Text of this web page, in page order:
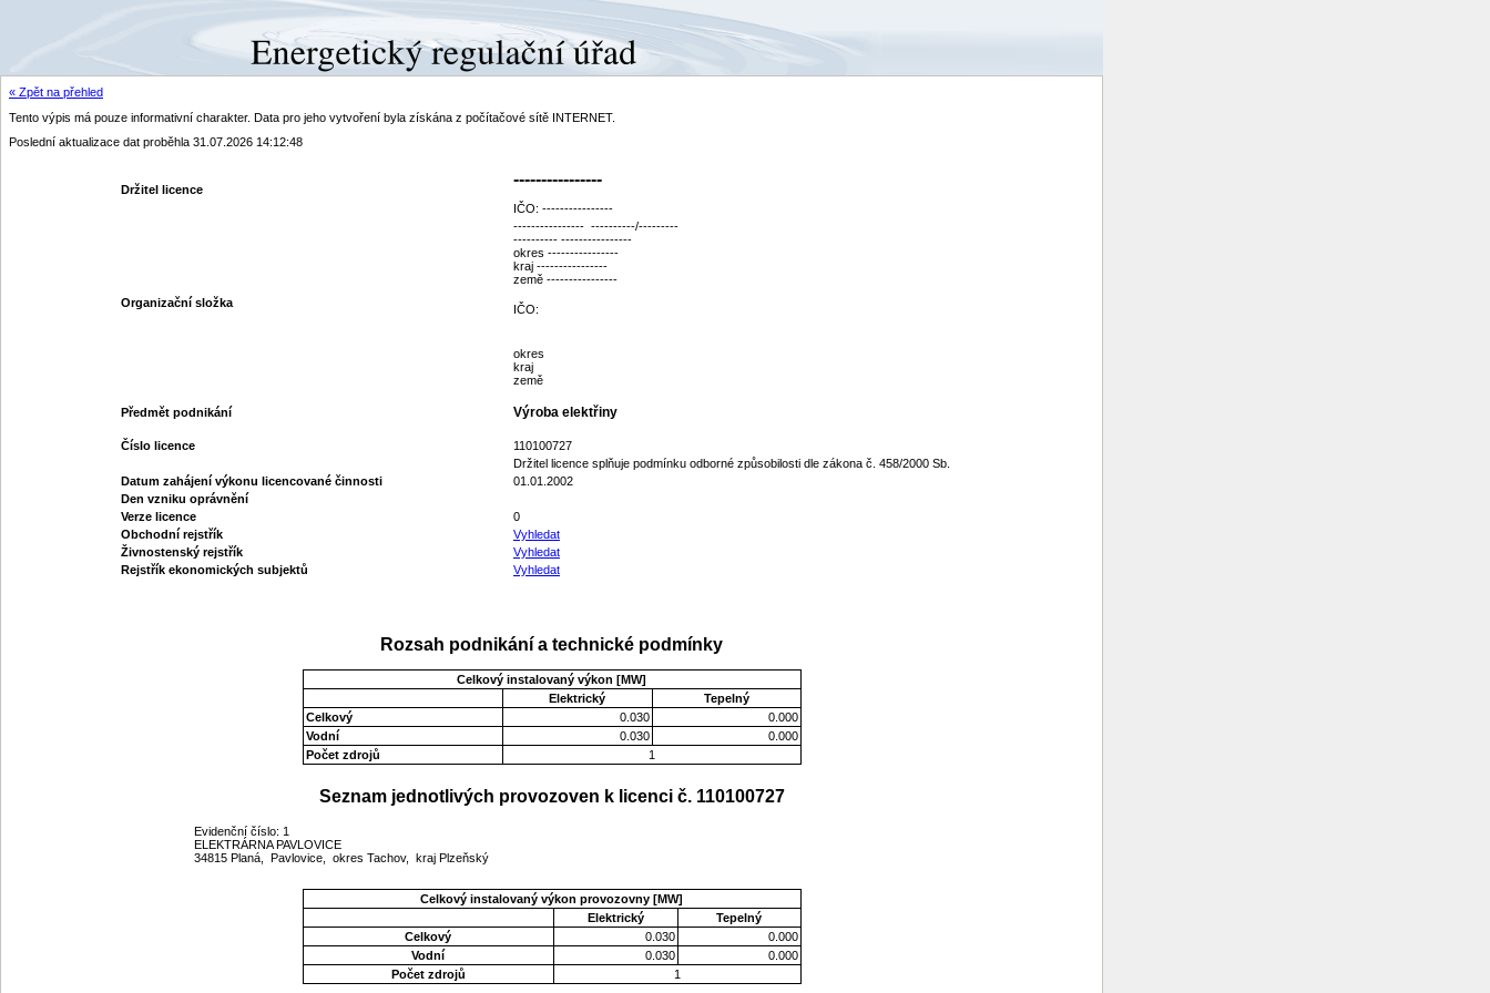
« Zpět na přehled
Tento výpis má pouze informativní charakter. Data pro jeho vytvoření byla získána z počítačové sítě INTERNET.
Poslední aktualizace dat proběhla 31.07.2026 14:12:48
Držitel licence
----------------
IČO: ----------------
---------------- ----------/---------
---------- ----------------
okres ----------------
kraj ----------------
země ----------------
Organizační složka
IČO:
okres
kraj
země
Předmět podnikání Výroba elektřiny
Číslo licence
110100727
Držitel licence splňuje podmínku odborné způsobilosti dle zákona č. 458/2000 Sb.
Datum zahájení výkonu licencované činnosti
01.01.2002
Den vzniku oprávnění
Verze licence
0
Obchodní rejstřík
Vyhledat
Živnostenský rejstřík
Vyhledat
Rejstřík ekonomických subjektů
Vyhledat
Rozsah podnikání a technické podmínky
Celkový instalovaný výkon [MW]
Elektrický
Tepelný
Celkový
0.030
0.000
Vodní
0.030
0.000
Počet zdrojů
1
Seznam jednotlivých provozoven k licenci č. 110100727
Evidenční číslo: 1
ELEKTRÁRNA PAVLOVICE
34815 Planá, Pavlovice, okres Tachov, kraj Plzeňský
Celkový instalovaný výkon provozovny [MW]
Elektrický
Tepelný
Celkový
0.030
0.000
Vodní
0.030
0.000
Počet zdrojů
1